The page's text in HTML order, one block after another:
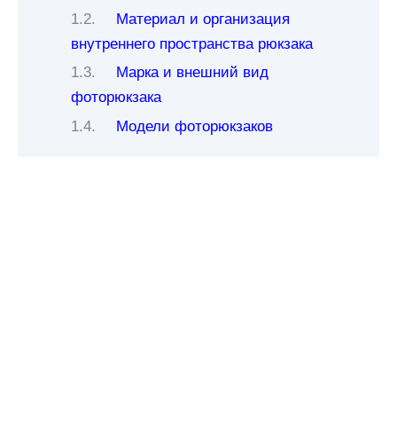
Материал и организация
внутреннего пространства рюкзака
Марка и внешний вид
фоторюкзака
Модели фоторюкзаков